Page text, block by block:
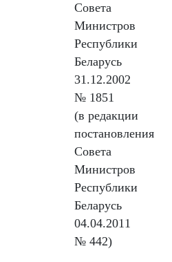
Совета
Министров
Республики
Беларусь
31.12.2002
№ 1851
(в редакции
постановления
Совета
Министров
Республики
Беларусь
04.04.2011
№ 442)